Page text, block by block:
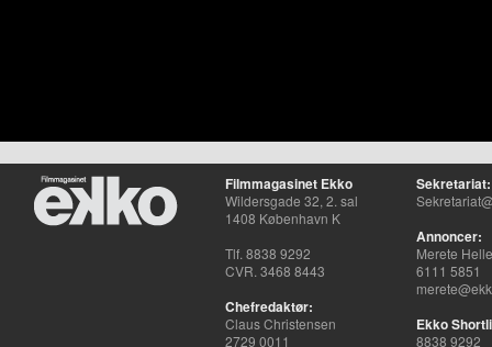
Filmmagasinet Ekko
Wildersgade 32, 2. sal
1408 København K
Tlf. 8838 9292
CVR. 3468 8443
Chefredaktør:
Claus Christensen
2729 0011
Sekretariat:
Annoncer:
Merete
6111 5851
Ekko
8838 9292